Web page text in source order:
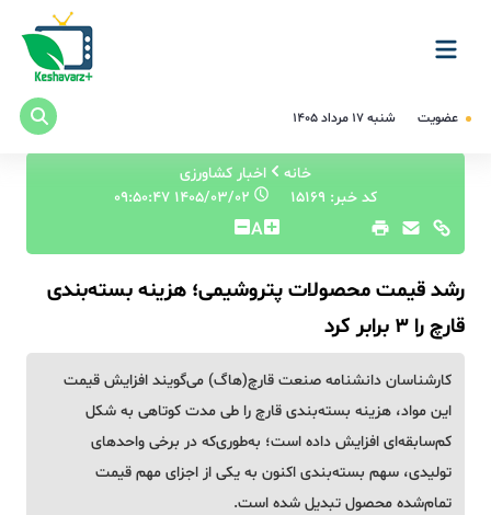
عضویت شنبه ۱۷ مرداد ۱۴۰۵
خانه
اخبار کشاورزی
کد خبر: 15169
A
رشد قیمت محصولات پتروشیمی؛ هزینه بسته‌بندی
قارچ را ۳ برابر کرد
کارشناسان دانشنامه صنعت قارچ(هاگ) می‌گویند افزایش قیمت
این مواد، هزینه بسته‌بندی قارچ را طی مدت کوتاهی به شکل
کم‌سابقه‌ای افزایش داده است؛ به‌طوری‌که در برخی واحدهای
تولیدی، سهم بسته‌بندی اکنون به یکی از اجزای مهم قیمت
تمام‌شده محصول تبدیل شده است.